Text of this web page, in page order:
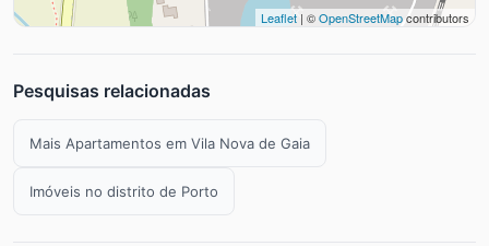
Leaflet | ©OpenStreetMapcontributors
Pesquisas relacionadas
Mais Apartamentos em Vila Nova de Gaia
Imóveis no distrito de Porto